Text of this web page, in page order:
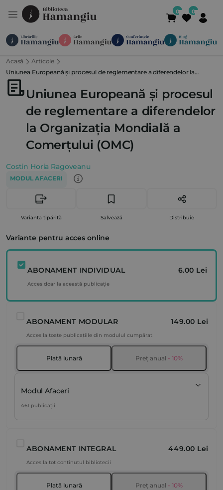
Module
Suport Contact Newsletter
Acasă
Articole
Uniunea Europeană și procesul de reglementare a diferendelor la
Organizația Mondială a Comerțului (OMC)
Uniunea Europeană și procesul
de reglementare a diferendelor
la Organizația Mondială a
Comerțului (OMC)
Costin Horia Ragoveanu
MODUL AFACERI
Varianta tipărită Salvează Distribuie
Variante pentru acces online
ABONAMENT INDIVIDUAL 6.00 Lei
Acces doar la această publicație
ABONAMENT MODULAR 149.00 Lei
Acces la toate publicațiile din modulul cumpărat
Plată lunară Preț anual - 10%
Modul Afaceri
461 publicații
ABONAMENT INTEGRAL 449.00 Lei
Acces la tot conținutul bibliotecii
Plată lunară Preț anual - 10%